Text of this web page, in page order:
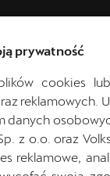
prywatność
cookies
reklamowych.
z o.o. oraz
reklamowe,